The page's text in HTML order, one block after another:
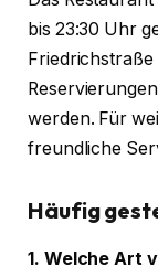
bis 23:30 Uhr
Friedrichstraße
werden. Für
freundliche
Häufig
1. Welche Art